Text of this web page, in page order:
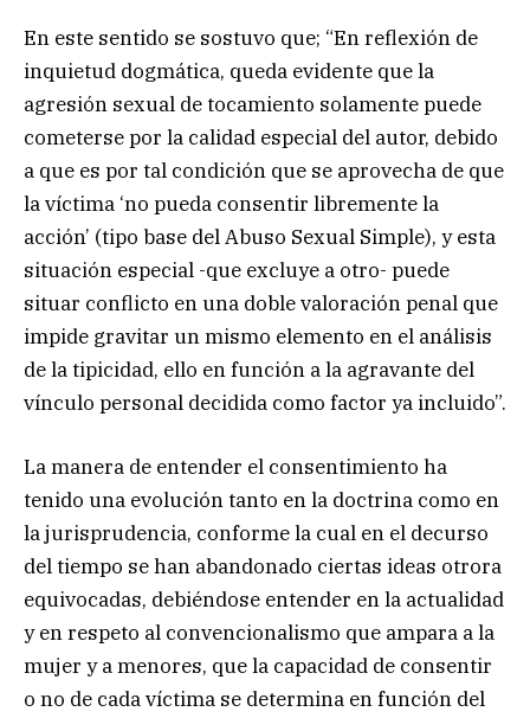
En este sentido se sostuvo que; “En reflexión de
inquietud dogmática, queda evidente que la
agresión sexual de tocamiento solamente puede
cometerse por la calidad especial del autor, debido
a que es por tal condición que se aprovecha de que
la víctima ‘no pueda consentir libremente la
acción’ (tipo base del Abuso Sexual Simple), y esta
situación especial -que excluye a otro- puede
situar conflicto en una doble valoración penal que
impide gravitar un mismo elemento en el análisis
de la tipicidad, ello en función a la agravante del
vínculo personal decidida como factor ya incluido”.
La manera de entender el consentimiento ha
tenido una evolución tanto en la doctrina como en
la jurisprudencia, conforme la cual en el decurso
del tiempo se han abandonado ciertas ideas otrora
equivocadas, debiéndose entender en la actualidad
y en respeto al convencionalismo que ampara a la
mujer y a menores, que la capacidad de consentir
o no de cada víctima se determina en función del